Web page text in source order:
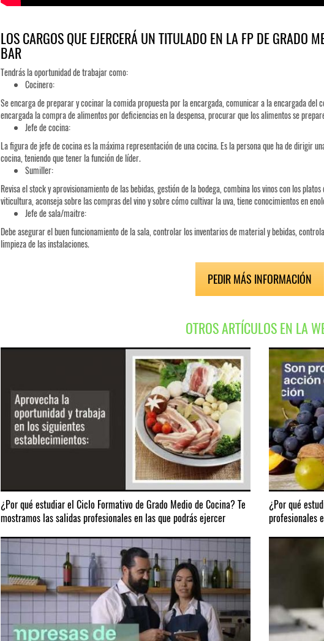
LOS CARGOS QUE EJERCERÁ UN TITULADO EN LA FP DE GRADO
BAR
Tendrás la oportunidad de trabajar como:
Cocinero:
Se encarga de preparar y cocinar la comida propuesta por la encargada, comunicar a la encargada del
encargada la compra de alimentos por deficiencias en la despensa, procurar que los alimentos se
Jefe de cocina:
La figura de jefe de cocina es la máxima representación de una cocina. Es la persona que ha de dirigir
cocina, teniendo que tener la función de líder.
Sumiller:
Revisa el stock y aprovisionamiento de las bebidas, gestión de la bodega, combina los vinos con los
viticultura, aconseja sobre las compras del vino y sobre cómo cultivar la uva, tiene conocimientos en
Jefe de sala/maitre:
Debe asegurar el buen funcionamiento de la sala, controlar los inventarios de material y bebidas,
limpieza de las instalaciones.
PEDIR MÁS INFORMACIÓN
OTROS ARTÍCULOS EN LA
¿Por qué estudiar el Ciclo Formativo de Grado Medio de Cocina? Te
mostramos las salidas profesionales en las que podrás ejercer
¿Por qué
profesionales